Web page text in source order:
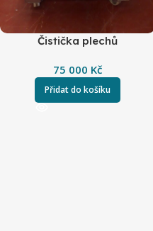
Čistička plechů
75 000 Kč
Přidat do košíku